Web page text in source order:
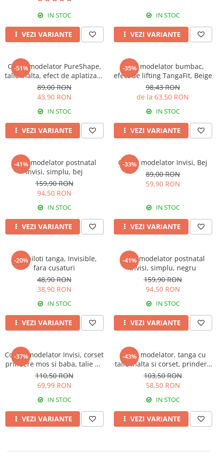
IN STOC
VEZI VARIANTE
IN STOC
VEZI VARIANTE
-51%
Chilot modelator PureShape,
talie inalta, efect de aplatizare
abdomen, White
89,00 RON
43,90 RON
IN STOC
VEZI VARIANTE
-35%
Body modelator bumbac,
efect de lifting TangaFit, Beige
98,43 RON
de la 63,50 RON
IN STOC
VEZI VARIANTE
-41%
Body modelator postnatal
Invisi, simplu, bej
159,90 RON
94,50 RON
IN STOC
VEZI VARIANTE
-33%
Colant modelator Invisi, Bej
89,00 RON
59,90 RON
IN STOC
VEZI VARIANTE
-20%
Set chiloti tanga, Invisible,
fara cusaturi
48,90 RON
38,90 RON
IN STOC
VEZI VARIANTE
-41%
Body modelator postnatal
Invisi, simplu, negru
159,90 RON
94,50 RON
IN STOC
VEZI VARIANTE
-37%
Colant modelator Invisi, corset
prindere mos si baba, talie de
viespe, Beige
110,50 RON
69,99 RON
IN STOC
VEZI VARIANTE
-43%
Chilot modelator, tanga cu
talie inalta si corset, prindere
mos si baba, dantela,
Shapella, Beige
103,50 RON
58,50 RON
IN STOC
VEZI VARIANTE